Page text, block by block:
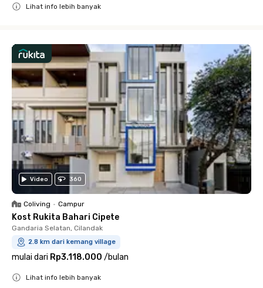
Lihat info lebih banyak
Video 360
Coliving • Campur
Kost Rukita Bahari Cipete
Gandaria Selatan, Cilandak
2.8 km dari kemang village
mulai dari Rp3.118.000 /bulan
Lihat info lebih banyak